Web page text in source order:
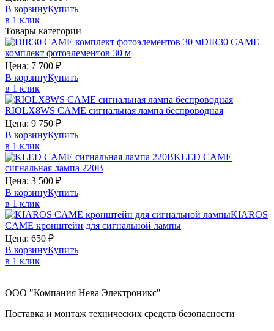
В корзинуКупить
в 1 клик
Товары категории
DIR30 CAME
комплект фотоэлементов 30 м
Цена: 7 700 ₽
В корзинуКупить
в 1 клик
RIOLX8WS CAME сигнальная лампа беспроводная
Цена: 9 750 ₽
В корзинуКупить
в 1 клик
KLED CAME
сигнальная лампа 220В
Цена: 3 500 ₽
В корзинуКупить
в 1 клик
KIAROS
CAME кронштейн для сигнальной лампы
Цена: 650 ₽
В корзинуКупить
в 1 клик
ООО "Компания Нева Электроникс"
Поставка и монтаж технических средств безопасности